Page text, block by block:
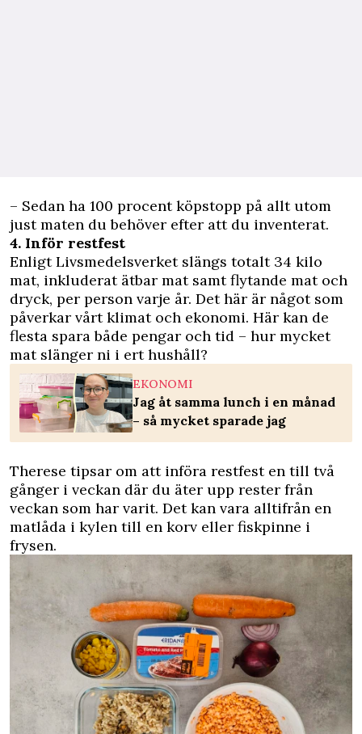
– Sedan ha 100 procent köpstopp på allt utom
just maten du behöver efter att du inventerat.
4. Inför restfest
Enligt Livsmedelsverket slängs totalt 34 kilo
mat, inkluderat ätbar mat samt flytande mat och
dryck, per person varje år. Det här är något som
påverkar vårt klimat och ekonomi. Här kan de
flesta spara både pengar och tid – hur mycket
mat slänger ni i ert hushåll?
EKONOMI
Jag åt samma lunch i en månad
– så mycket sparade jag
Therese tipsar om att införa restfest en till två
gånger i veckan där du äter upp rester från
veckan som har varit. Det kan vara alltifrån en
matlåda i kylen till en korv eller fiskpinne i
frysen.